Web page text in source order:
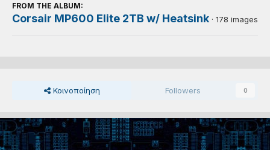
FROM THE ALBUM:
Corsair MP600 Elite 2TB w/ Heatsink · 178 images
Κοινοποίηση Followers 0